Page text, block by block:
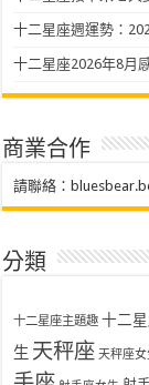
十二星座週運勢：
十二星座2026年8月
商業合作
請聯絡：
分類
十二星座主題趣 十二
生 天秤座 天秤座女